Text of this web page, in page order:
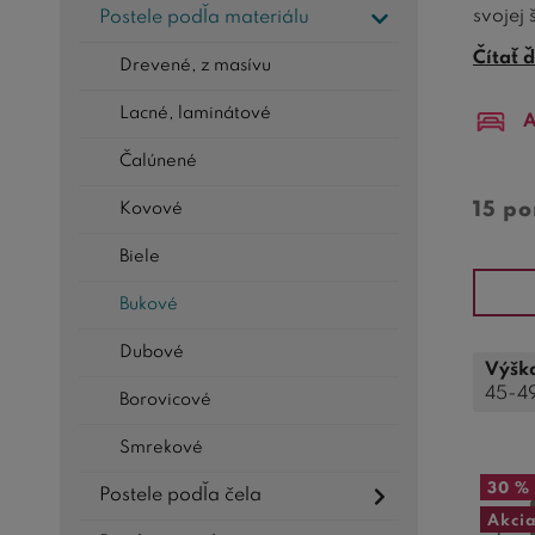
svojej
V
ale aj
Čítať
Postele podľa materiálu
Drevené, z masívu
Lacné, laminátové
Čalúnené
Kovové
Biele
Bukové
Dubové
Borovicové
Smrekové
Postele podľa čela
15
45-
30 %
Akcia